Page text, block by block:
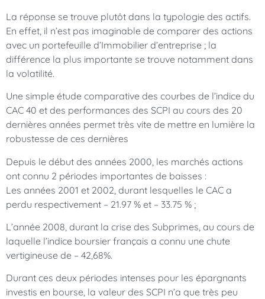
La réponse se trouve plutôt dans la typologie des actifs.
En effet, il n’est pas imaginable de comparer des actions
avec un portefeuille d’Immobilier d’entreprise ; la
différence la plus importante se trouve notamment dans
la volatilité.
Une simple étude comparative des courbes de l’indice du
CAC 40 et des performances des SCPI au cours des 20
dernières années permet très vite de mettre en lumière la
robustesse de ces dernières
Depuis le début des années 2000, les marchés actions
ont connu 2 périodes importantes de baisses :
Les années 2001 et 2002, durant lesquelles le CAC a
perdu respectivement – 21.97 % et – 33.75 % ;
L’année 2008, durant la crise des Subprimes, au cours de
laquelle l’indice boursier français a connu une chute
vertigineuse de – 42,68%.
Durant ces deux périodes intenses pour les épargnants
investis en bourse, la valeur des SCPI n’a que très peu